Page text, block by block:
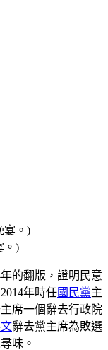
。)
的翻版，證明民意
年時任國民黨主
席一個辭去行政院
辭去黨主席為敗選
味。